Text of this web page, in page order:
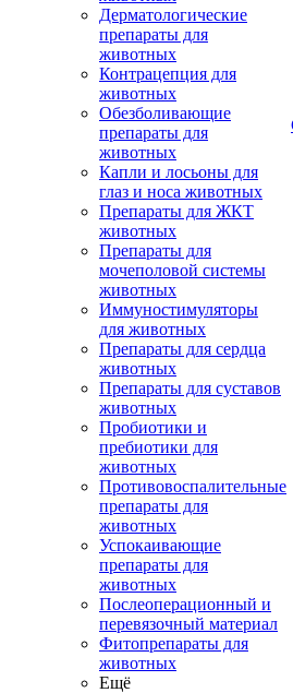
Дерматологические
препараты для
животных
Контрацепция для
животных
Обезболивающие
препараты для
животных
Капли и лосьоны для
глаз и носа животных
Препараты для ЖКТ
животных
Препараты для
мочеполовой системы
животных
Иммуностимуляторы
для животных
Препараты для сердца
животных
Препараты для суставов
животных
Пробиотики и
пребиотики для
животных
Противовоспалительные
препараты для
животных
Успокаивающие
препараты для
животных
Послеоперационный и
перевязочный материал
Фитопрепараты для
животных
Ещё